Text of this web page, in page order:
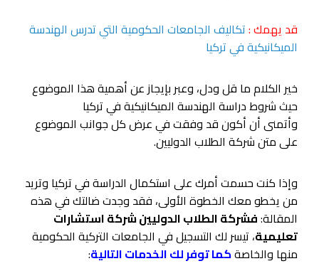
قد يهمك :تكاليف الجامعات الحكومية التي تدرس الهندسة
الميكانيكية في تركيا
خير الكلام ما قل ودل، وعبر بإيجاز عن أهمية هذا الموضوع
حيث شروط دراسة الهندسة الميكانيكية في تركيا
وأتمنى أن أكون قد وفقت في عرض كل جوانب الموضوع
على متن شركة الطلاب الدوليين.
وإذا كنت حسمت أمرك على استكمال الدراسة في تركيا وتريد
من يخطو معك الخطوة الأولى، فقد وجدت ضالتك في هذه
المقالة:فشركة الطلاب الدوليين شركة استشارات
تعليمية، تيسر لك التسجيل في الجامعات التركية الحكومية
منها والخاصةكما توفر لك الخدمات التالية: